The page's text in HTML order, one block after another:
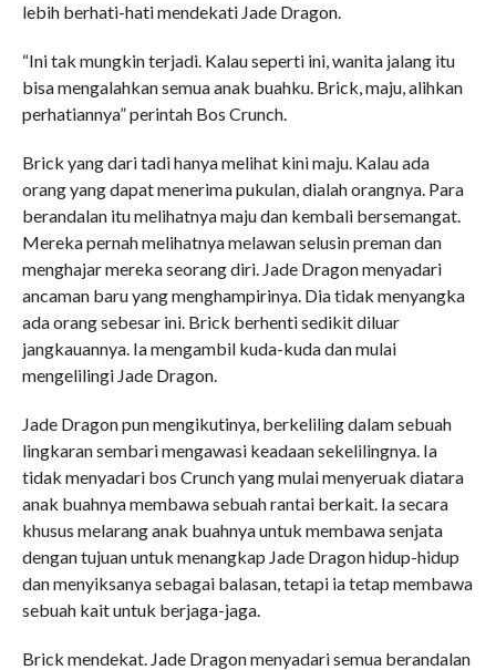
lebih berhati-hati mendekati Jade Dragon.
“Ini tak mungkin terjadi. Kalau seperti ini, wanita jalang itu
bisa mengalahkan semua anak buahku. Brick, maju, alihkan
perhatiannya” perintah Bos Crunch.
Brick yang dari tadi hanya melihat kini maju. Kalau ada
orang yang dapat menerima pukulan, dialah orangnya. Para
berandalan itu melihatnya maju dan kembali bersemangat.
Mereka pernah melihatnya melawan selusin preman dan
menghajar mereka seorang diri. Jade Dragon menyadari
ancaman baru yang menghampirinya. Dia tidak menyangka
ada orang sebesar ini. Brick berhenti sedikit diluar
jangkauannya. Ia mengambil kuda-kuda dan mulai
mengelilingi Jade Dragon.
Jade Dragon pun mengikutinya, berkeliling dalam sebuah
lingkaran sembari mengawasi keadaan sekelilingnya. Ia
tidak menyadari bos Crunch yang mulai menyeruak diatara
anak buahnya membawa sebuah rantai berkait. Ia secara
khusus melarang anak buahnya untuk membawa senjata
dengan tujuan untuk menangkap Jade Dragon hidup-hidup
dan menyiksanya sebagai balasan, tetapi ia tetap membawa
sebuah kait untuk berjaga-jaga.
Brick mendekat. Jade Dragon menyadari semua berandalan